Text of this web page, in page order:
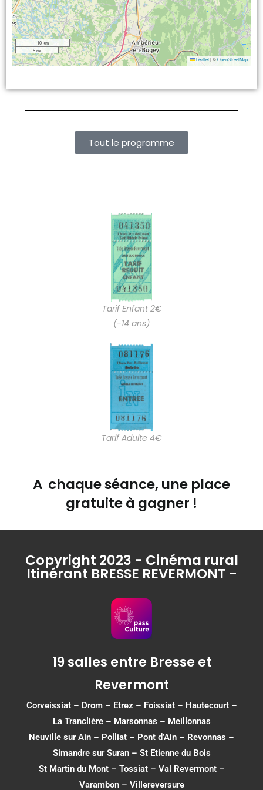
10 km
5 mi
Leaflet |©OpenStreetMap
Tout le programme
Tarif Enfant 2€
(-14 ans)
Tarif Adulte 4€
A chaque séance, une place
gratuite à gagner !
Copyright 2023 - Cinéma rural
Itinérant BRESSE REVERMONT -
19 salles entre Bresse et
Revermont
Corveissiat– Drom– Etrez – Foissiat– Hautecourt–
La Tranclière – Marsonnas – Meillonnas
Neuville sur Ain – Polliat – Pont d’Ain – Revonnas –
Simandre sur Suran– St Etienne du Bois
St Martin du Mont– Tossiat– Val Revermont–
Varambon– Villereversure